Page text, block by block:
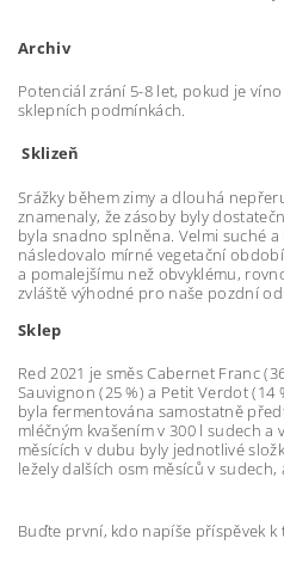
Archiv
Potenciál zrání 5-8 let, pokud je
sklepních podmínkách.
Sklizeň
Srážky během zimy a dlouhá
znamenaly, že zásoby byly
byla snadno splněna. Velmi suché
následovalo mírné vegetační
a pomalejšímu než obvyklému,
zvláště výhodné pro naše pozdní
Sklep
Red 2021 je směs Cabernet Franc
Sauvignon (25 %) a Petit Verdot
byla fermentována samostatně
mléčným kvašením v 300 l sudech a
měsících v dubu byly jednotlivé
ležely dalších osm měsíců v sudech,
Buďte první, kdo napíše příspěvek k